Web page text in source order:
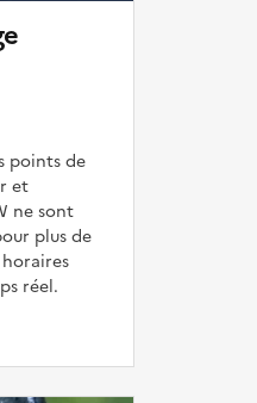
points de
et
ne sont
plus de
réel.